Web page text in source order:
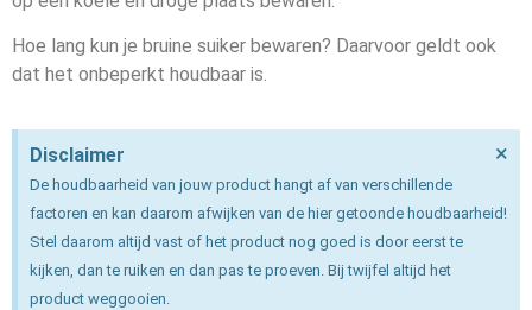
Hoe lang kun je bruine suiker bewaren? Daarvoor geldt ook
dat het onbeperkt houdbaar is.
Disclaimer
De houdbaarheid van jouw product hangt af van verschillende
factoren en kan daarom afwijken van de hier getoonde houdbaarheid!
Stel daarom altijd vast of het product nog goed is door eerst te
kijken, dan te ruiken en dan pas te proeven. Bij twijfel altijd het
product weggooien.
×